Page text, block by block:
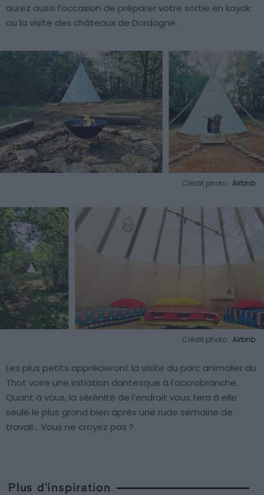
aurez aussi l’occasion de préparer votre sortie en kayak
ou la visite des châteaux de Dordogne.
Crédit photo : Airbnb
Crédit photo : Airbnb
Les plus petits apprécieront la visite du parc animalier du
Thot voire une initiation dantesque à l’accrobranche.
Quant à vous, la sérénité de l’endroit vous fera à elle
seule le plus grand bien après une rude semaine de
travail… Vous ne croyez pas ?
Plus d'inspiration